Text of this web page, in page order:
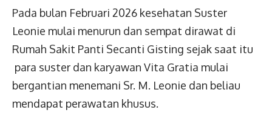
Pada bulan Februari 2026 kesehatan Suster
Leonie mulai menurun dan sempat dirawat di
Rumah Sakit Panti Secanti Gisting sejak saat itu
para suster dan karyawan Vita Gratia mulai
bergantian menemani Sr. M. Leonie dan beliau
mendapat perawatan khusus.